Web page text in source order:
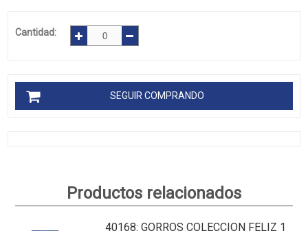
Cantidad:
SEGUIR COMPRANDO
Productos relacionados
40168: GORROS COLECCION FELIZ 1